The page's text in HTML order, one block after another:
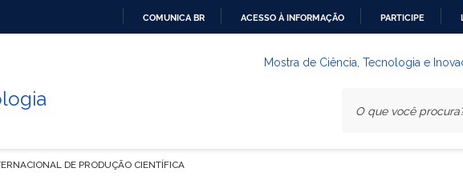
COMUNICA BR ACESSO À INFORMAÇÃO PARTICIPE
Mostra de Ciência, Tecnologia e
DE PRODUÇÃO CIENTÍFICA